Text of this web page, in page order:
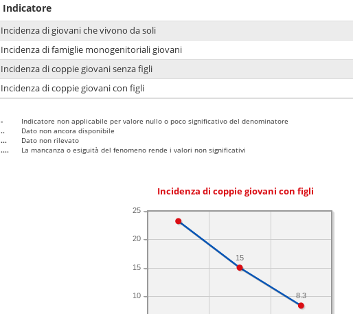
Indicatore
Incidenza di giovani che vivono da soli
Incidenza di famiglie monogenitoriali giovani
Incidenza di coppie giovani senza figli
Incidenza di coppie giovani con figli
-
Indicatore non applicabile per valore nullo o poco significativo del denominatore
..
Dato non ancora disponibile
...
Dato non rilevato
....
La mancanza o esiguità del fenomeno rende i valori non significativi
Incidenza di coppie giovani con figli
10
15
20
25
8.3
15